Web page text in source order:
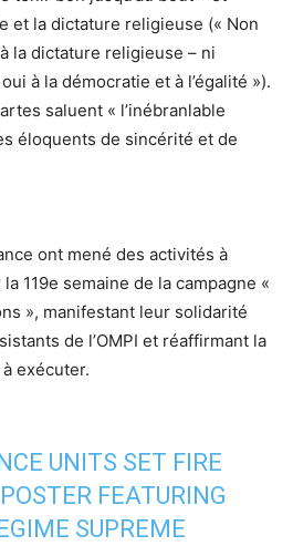
et la dictature religieuse (« Non
la dictature religieuse – ni
à la démocratie et à l’égalité »).
saluent « l’inébranlable
éloquents de sincérité et de
ont mené des activités à
119e semaine de la campagne «
», manifestant leur solidarité
de l’OMPI et réaffirmant la
exécuter.
UNITS SET FIRE
FEATURING
SUPREME